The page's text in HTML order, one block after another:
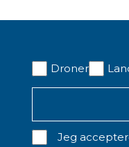
Droner
Jeg